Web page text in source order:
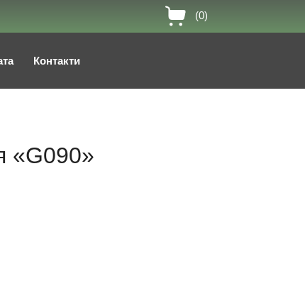
(0)
Контакти
«G090»